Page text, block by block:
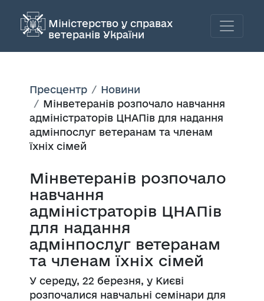
Міністерство у справах
ветеранів України
Пресцентр
Новини
Мінветеранів розпочало навчання
адміністраторів ЦНАПів для надання
адмінпослуг ветеранам та членам
їхніх сімей
Мінветеранів розпочало
навчання
адміністраторів ЦНАПів
для надання
адмінпослуг ветеранам
та членам їхніх сімей
У середу, 22 березня, у Києві
розпочалися навчальні семінари для